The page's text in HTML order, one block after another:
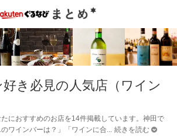
き必見の人気店（ワイン
におすすめのお店を14件掲載しています。神田で
のワインバーは？」「ワインに合
続きを読む